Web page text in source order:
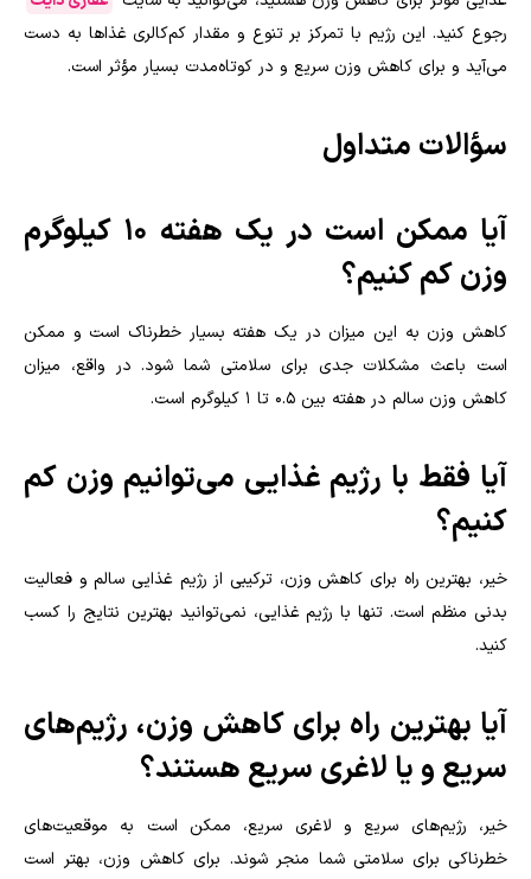
رجوع کنید. این رژیم با تمرکز بر تنوع و مقدار کم‌کالری غذاها به دست
می‌آید و برای کاهش وزن سریع و در کوتاه‌مدت بسیار مؤثر است.
سؤالات متداول
آیا ممکن است در یک هفته 10 کیلوگرم
وزن کم کنیم؟
کاهش وزن به این میزان در یک هفته بسیار خطرناک است و ممکن
است باعث مشکلات جدی برای سلامتی شما شود. در واقع، میزان
کاهش وزن سالم در هفته بین 0.5 تا 1 کیلوگرم است
.
آیا فقط با رژیم غذایی می‌توانیم وزن کم
کنیم؟
خیر، بهترین راه برای کاهش وزن، ترکیبی از رژیم غذایی سالم و فعالیت
بدنی منظم است. تنها با رژیم غذایی، نمی‌توانید بهترین نتایج را کسب
کنید.
آیا بهترین راه برای کاهش وزن، رژیم‌های
سریع و یا لاغری سریع هستند؟
خیر، رژیم‌های سریع و لاغری سریع، ممکن است به موقعیت‌های
خطرناکی برای سلامتی شما منجر شوند. برای کاهش وزن، بهتر است